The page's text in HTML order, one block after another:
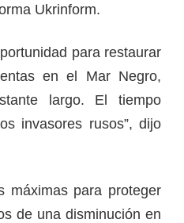
Ukrinform.
para restaurar
en el Mar Negro,
largo. El tiempo
invasores rusos”, dijo
máximas para proteger
de una disminución en